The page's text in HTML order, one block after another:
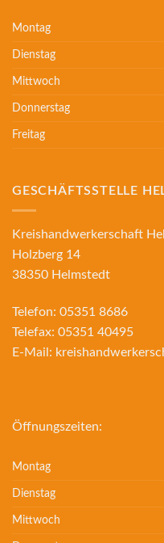
Montag
Dienstag
Mittwoch
Donnerstag
Freitag
GESCHÄFTSSTELLE
Kreishandwerkerschaft
Holzberg 14
38350 Helmstedt
Telefon: 05351 8686
Telefax: 05351 40495
E-Mail:
Öffnungszeiten:
Montag
Dienstag
Mittwoch